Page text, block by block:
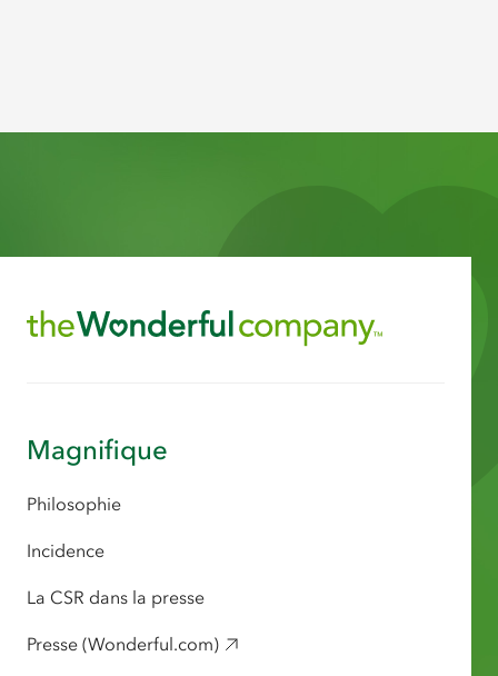
Magnifique
Philosophie
Incidence
La CSR dans la presse
Presse (Wonderful.com)